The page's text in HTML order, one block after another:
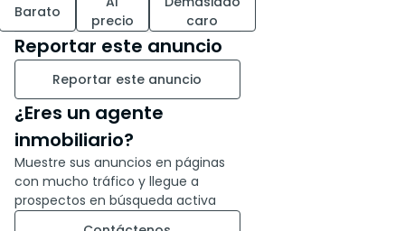
sobre esta excepcional
propiedad.
Barato
precio
caro
Reportar este anuncio
Reportar este anuncio
¿Eres un agente
inmobiliario?
Muestre sus anuncios en páginas
con mucho tráfico y llegue a
prospectos en búsqueda activa